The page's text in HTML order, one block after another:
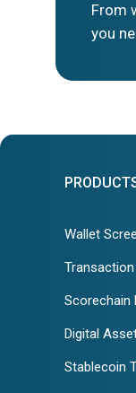
From
you
Wallet
Scorechain
Digital
Stablecoin